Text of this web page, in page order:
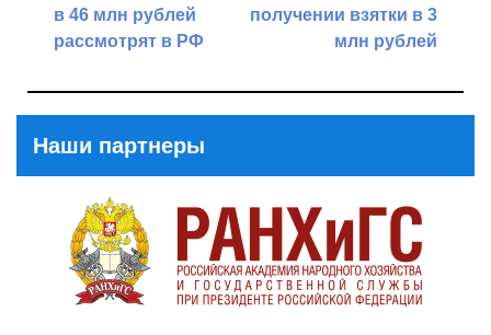
в 46 млн рублей
рассмотрят в РФ
получении взятки в 3
млн рублей
Наши партнеры